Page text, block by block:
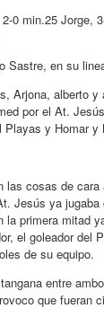
0 min.25 Jorge,
Sastre, en su
Arjona, alberto
por el At.
y Homar
las cosas de
Jesús ya
la primera mitad
el goleador del
de su equipo.
entre
que fueran